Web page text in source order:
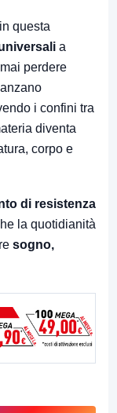
questa
a
perdere
i confini tra
diventa
corpo e
di resistenza
la quotidianità
sogno,